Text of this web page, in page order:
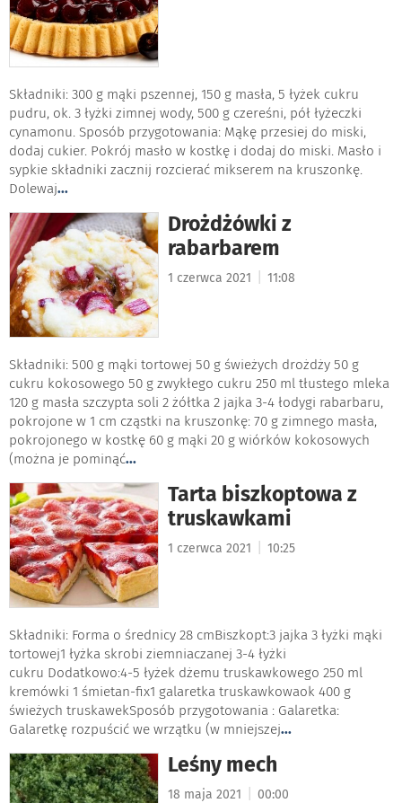
Składniki: 300 g mąki pszennej, 150 g masła, 5 łyżek cukru
pudru, ok. 3 łyżki zimnej wody, 500 g czereśni, pół łyżeczki
cynamonu. Sposób przygotowania: Mąkę przesiej do miski,
dodaj cukier. Pokrój masło w kostkę i dodaj do miski. Masło i
sypkie składniki zacznij rozcierać mikserem na kruszonkę.
Dolewaj...
Drożdżówki z
rabarbarem
1 czerwca 2021 11:08
Składniki: 500 g mąki tortowej 50 g świeżych drożdży 50 g
cukru kokosowego 50 g zwykłego cukru 250 ml tłustego mleka
120 g masła szczypta soli 2 żółtka 2 jajka 3-4 łodygi rabarbaru,
pokrojone w 1 cm cząstki na kruszonkę: 70 g zimnego masła,
pokrojonego w kostkę 60 g mąki 20 g wiórków kokosowych
(można je pominąć...
Tarta biszkoptowa z
truskawkami
1 czerwca 2021 10:25
Składniki: Forma o średnicy 28 cmBiszkopt:3 jajka 3 łyżki mąki
tortowej1 łyżka skrobi ziemniaczanej 3-4 łyżki
cukru Dodatkowo:4-5 łyżek dżemu truskawkowego 250 ml
kremówki 1 śmietan-fix1 galaretka truskawkowaok 400 g
świeżych truskawekSposób przygotowania : Galaretka:
Galaretkę rozpuścić we wrzątku (w mniejszej...
Leśny mech
18 maja 2021 00:00